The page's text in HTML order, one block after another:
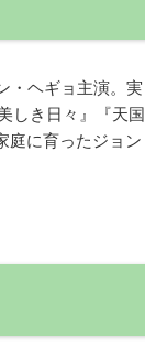
・ヘギョ主演。実
しき日々』『天国
庭に育ったジョン